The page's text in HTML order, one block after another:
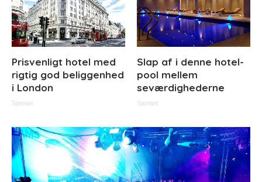
Prisvenligt hotel med
rigtig god beliggenhed
i London
Sponset
Slap af i denne hotel-
pool mellem
seværdighederne
Sponset